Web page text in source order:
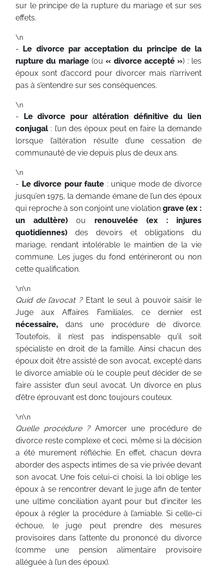
sur le principe de la rupture du mariage et sur ses
effets.
\n
- Le divorce par acceptation du principe de la
rupture du mariage(ou« divorce accepté ») : les
époux sont d’accord pour divorcer mais n’arrivent
pas à s’entendre sur ses conséquences.
\n
- Le divorce pour altération définitive du lien
conjugal: l’un des époux peut en faire la demande
lorsque l’altération résulte d’une cessation de
communauté de vie depuis plus de deux ans.
\n
- Le divorce pour faute : unique mode de divorce
jusqu’en 1975, la demande émane de l’un des époux
qui reproche à son conjoint une violation grave (ex :
un adultère)
ou
renouvelée (ex : injures
quotidiennes) des devoirs et obligations du
mariage, rendant intolérable le maintien de la vie
commune. Les juges du fond entérineront ou non
cette qualification.
\n\n
Quid de l’avocat ?Etant le seul à pouvoir saisir le
Juge aux Affaires Familiales, ce dernier est
nécessaire, dans une procédure de divorce.
Toutefois, il n’est pas indispensable qu’il soit
spécialiste en droit de la famille. Ainsi chacun des
époux doit être assisté de son avocat, excepté dans
le divorce amiable où le couple peut décider de se
faire assister d’un seul avocat. Un divorce en plus
d’être éprouvant est donc toujours couteux.
\n\n
Quelle procédure ?Amorcer une procédure de
divorce reste complexe et ceci, même si la décision
a été murement réfléchie. En effet, chacun devra
aborder des aspects intimes de sa vie privée devant
son avocat. Une fois celui-ci choisi, la loi oblige les
époux à se rencontrer devant le juge afin de tenter
une ultime conciliation ayant pour but d’inciter les
époux à régler la procédure à l’amiable. Si celle-ci
échoue, le juge peut prendre des mesures
provisoires dans l’attente du prononcé du divorce
(comme une pension alimentaire provisoire
alléguée à l’un des époux).